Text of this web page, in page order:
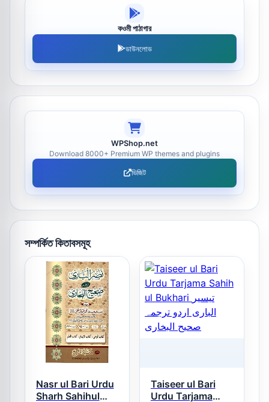
কওমী পাঠাগার
ডাউনলোড
WPShop.net
Download 8000+ Premium WP themes and plugins
ভিজিট
সম্পর্কিত কিতাবসমূহ
Nasr ul Bari Urdu
Sharh Sahihul
Taiseer ul Bari
Urdu Tarjama